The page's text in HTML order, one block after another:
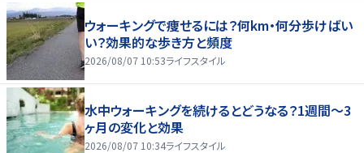
ウォーキングで痩せるには？何km・何分歩けばい
い？効果的な歩き方と頻度
2026/08/07 10:53ライフスタイル
水中ウォーキングを続けるとどうなる？1週間～3
ヶ月の変化と効果
2026/08/07 10:34ライフスタイル